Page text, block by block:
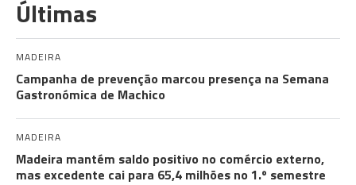
Últimas
MADEIRA
Campanha de prevenção marcou presença na Semana
Gastronómica de Machico
MADEIRA
Madeira mantém saldo positivo no comércio externo,
mas excedente cai para 65,4 milhões no 1.º semestre